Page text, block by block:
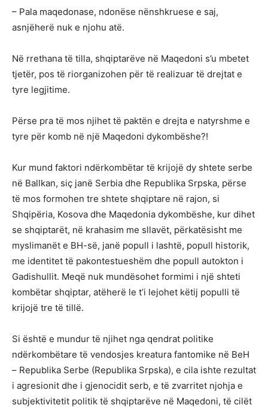
– Pala maqedonase, ndonëse nënshkruese e saj,
asnjëherë nuk e njohu atë.
Në rrethana të tilla, shqiptarëve në Maqedoni s’u mbetet
tjetër, pos të riorganizohen për të realizuar të drejtat e
tyre legjitime.
Përse pra të mos njihet të paktën e drejta e natyrshme e
tyre për komb në një Maqedoni dykombëshe?!
Kur mund faktori ndërkombëtar të krijojë dy shtete serbe
në Ballkan, siç janë Serbia dhe Republika Srpska, përse
të mos formohen tre shtete shqiptare në rajon, si
Shqipëria, Kosova dhe Maqedonia dykombëshe, kur dihet
se shqiptarët, në krahasim me sllavët, përkatësisht me
myslimanët e BH-së, janë popull i lashtë, popull historik,
me identitet të pakontestueshëm dhe popull autokton i
Gadishullit. Meqë nuk mundësohet formimi i një shteti
kombëtar shqiptar, atëherë le t’i lejohet këtij populli të
krijojë tre të tillë.
Si është e mundur të njihet nga qendrat politike
ndërkombëtare të vendosjes kreatura fantomike në BeH
– Republika Serbe (Republika Srpska), e cila ishte rezultat
i agresionit dhe i gjenocidit serb, e të zvarritet njohja e
subjektivitetit politik të shqiptarëve në Maqedoni, të cilët